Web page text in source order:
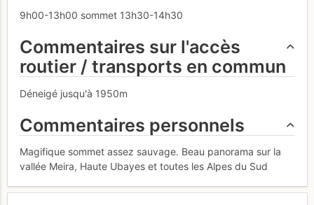
9h00-13h00 sommet 13h30-14h30
Commentaires sur l'accès
routier / transports en commun
Déneigé jusqu'à 1950m
Commentaires personnels
Magifique sommet assez sauvage. Beau panorama sur la
vallée Meira, Haute Ubayes et toutes les Alpes du Sud